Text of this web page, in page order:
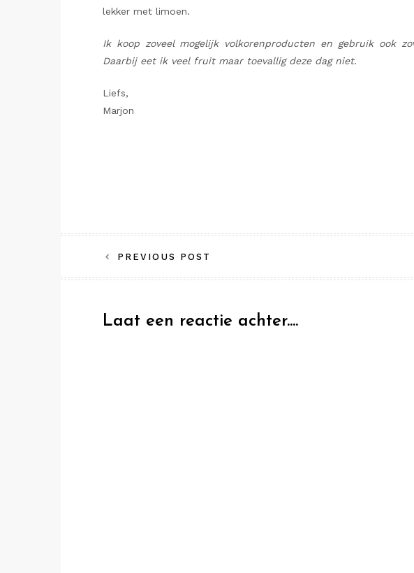
lekker met limoen.
Ik koop zoveel mogelijk volkorenproducten en gebruik ook
Daarbij eet ik veel fruit maar toevallig deze dag niet.
Liefs,
Marjon
Bericht
navigatie
PREVIOUS POST
Laat een reactie achter....